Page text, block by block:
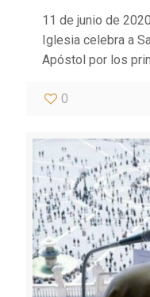
11 de junio de
Iglesia celebra a
Apóstol por los
0